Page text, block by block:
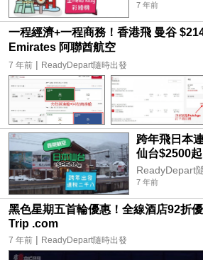
7 年前
一程經濟+一程商務！香港飛 曼谷
Emirates 阿聯酋航空
7 年前 | ReadyDepart隨時出發
跨年飛日本
仙台$2500
航空
ReadyDepart
7 年前
黑色星期五首輪優惠！全線酒店92折
Trip .com
7 年前 | ReadyDepart隨時出發